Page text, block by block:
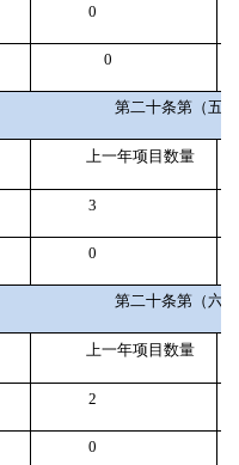
0
0
第二十条第（五
上一年项目数量
3
0
第二十条第（六
上一年项目数量
2
0